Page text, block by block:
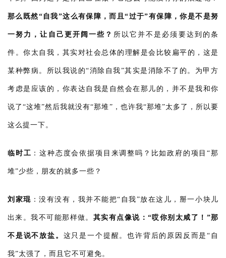
那么既然“自我”这么有保障，而且“过于”有保障，你是不是努
一努力，让自己更开阔一些？ 所以它并不是必须要达到的条
件。你太自我，其实对社会总体的理解是会比较扁平的，这是
某种弊病。所以我说的“消除自我”其实是消除不了的。为甲方
考虑是应该的，你表达自我是自然会在那儿的，并不是我和你
说了“这堆”然后我就没有“那堆”，也许我“那堆”太多了，所以要
这么提一下。
临时工 ：这种态度会依据项目来调整吗？比如政府的项目“那
堆”少些，朋友的就多一些？
刘家琨 ：没有没有，我并不能把“自我”放在这儿，掰一小块儿
出来。我不可能那样做。 其实有点像说：“哎你别太咸了！”那
不是说不放盐。 这只是一个提醒。也许背后的原因反而是“自
我”太强了，而且它不可避免。